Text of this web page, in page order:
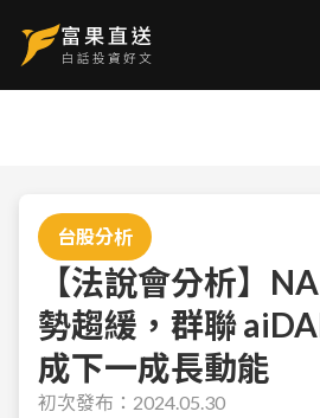
台股分析
【法說會分析】
勢趨緩，群聯
成下一成長動能
初次發布： 2024.05.30